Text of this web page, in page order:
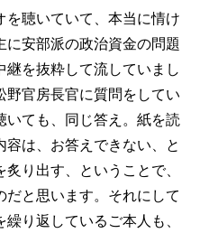
を聴いていて、本当に情け
に安部派の政治資金の問題
継を抜粋して流していまし
野官房長官に質問をしてい
いても、同じ答え。紙を読
容は、お答えできない、と
り出す、ということで、
だと思います。それにして
り返しているご本人も、